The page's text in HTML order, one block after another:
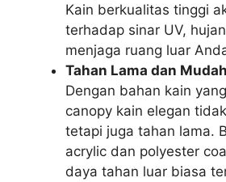
Kain berkualitas tinggi
terhadap sinar UV,
menjaga ruang luar
Tahan Lama dan
Dengan bahan kain
canopy kain elegan
tetapi juga tahan lama.
acrylic dan polyester
daya tahan luar biasa